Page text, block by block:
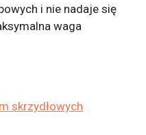
i nie nadaje się
waga
skrzydłowych